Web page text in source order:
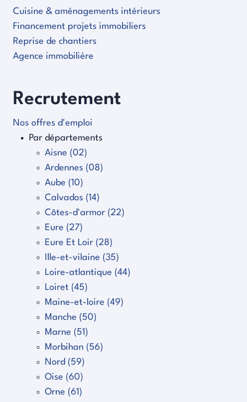
Cuisine & aménagements intérieurs
Financement projets immobiliers
Reprise de chantiers
Agence immobilière
Recrutement
Nos offres d'emploi
Par départements
Aisne (02)
Ardennes (08)
Aube (10)
Calvados (14)
Côtes-d'armor (22)
Eure (27)
Eure Et Loir (28)
Ille-et-vilaine (35)
Loire-atlantique (44)
Loiret (45)
Maine-et-loire (49)
Manche (50)
Marne (51)
Morbihan (56)
Nord (59)
Oise (60)
Orne (61)